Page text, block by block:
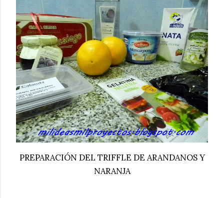
PREPARACIÓN DEL TRIFFLE DE ARANDANOS Y
NARANJA